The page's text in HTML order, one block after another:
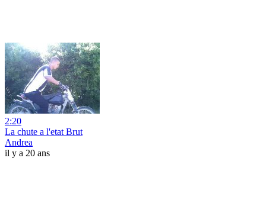
2:20
La chute a l'etat Brut
Andrea
il y a 20 ans